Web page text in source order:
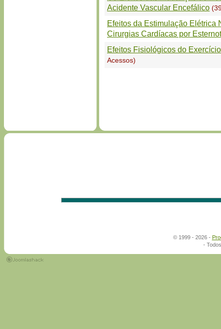
Acidente Vascular Encefálico
Efeitos da Estimulação Elétrica
Cirurgias Cardíacas por
Efeitos Fisiológicos do
Acessos)
© 1999 - 2026 -
-